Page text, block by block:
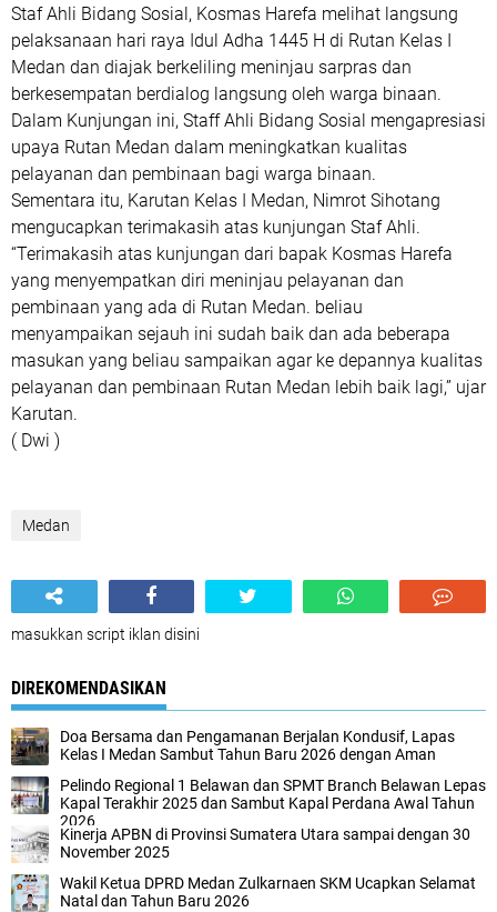
Staf Ahli Bidang Sosial, Kosmas Harefa melihat langsung
pelaksanaan hari raya Idul Adha 1445 H di Rutan Kelas I
Medan dan diajak berkeliling meninjau sarpras dan
berkesempatan berdialog langsung oleh warga binaan.
Dalam Kunjungan ini, Staff Ahli Bidang Sosial mengapresiasi
upaya Rutan Medan dalam meningkatkan kualitas
pelayanan dan pembinaan bagi warga binaan.
Sementara itu, Karutan Kelas I Medan, Nimrot Sihotang
mengucapkan terimakasih atas kunjungan Staf Ahli.
“Terimakasih atas kunjungan dari bapak Kosmas Harefa
yang menyempatkan diri meninjau pelayanan dan
pembinaan yang ada di Rutan Medan. beliau
menyampaikan sejauh ini sudah baik dan ada beberapa
masukan yang beliau sampaikan agar ke depannya kualitas
pelayanan dan pembinaan Rutan Medan lebih baik lagi,” ujar
Karutan.
( Dwi )
Medan
masukkan script iklan disini
DIREKOMENDASIKAN
Doa Bersama dan Pengamanan Berjalan Kondusif, Lapas
Kelas I Medan Sambut Tahun Baru 2026 dengan Aman
Pelindo Regional 1 Belawan dan SPMT Branch Belawan Lepas
Kapal Terakhir 2025 dan Sambut Kapal Perdana Awal Tahun
2026
Kinerja APBN di Provinsi Sumatera Utara sampai dengan 30
November 2025
Wakil Ketua DPRD Medan Zulkarnaen SKM Ucapkan Selamat
Natal dan Tahun Baru 2026